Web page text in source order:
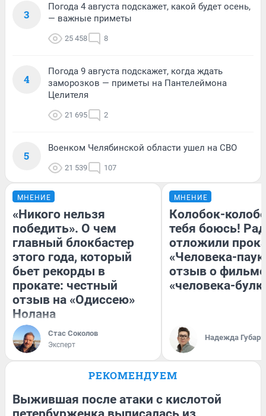
3
Погода 4 августа подскажет, какой будет осень,
— важные приметы
25 458 8
4
Погода 9 августа подскажет, когда ждать
заморозков — приметы на Пантелеймона
Целителя
21 695 2
5
Военком Челябинской области ушел на СВО
21 539 107
МНЕНИЕ
«Никого нельзя
победить». О чем
главный блокбастер
этого года, который
бьет рекорды в
прокате: честный
отзыв на «Одиссею»
Нолана
Стас Соколов
Эксперт
МНЕНИЕ
Колобок-
тебя боюсь!
отложили
«Человека-
отзыв о
«человека-
Надежда Губарь
РЕКОМЕНДУЕМ
Выжившая после атаки с кислотой